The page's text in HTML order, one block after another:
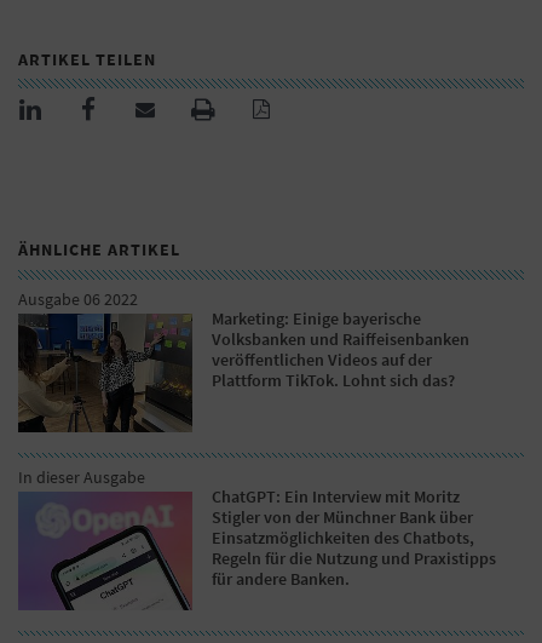
ARTIKEL TEILEN
ÄHNLICHE ARTIKEL
Ausgabe 06 2022
Marketing: Einige bayerische
Volksbanken und Raiffeisenbanken
veröffentlichen Videos auf der
Plattform TikTok. Lohnt sich das?
In dieser Ausgabe
ChatGPT: Ein Interview mit Moritz
Stigler von der Münchner Bank über
Einsatzmöglichkeiten des Chatbots,
Regeln für die Nutzung und Praxistipps
für andere Banken.